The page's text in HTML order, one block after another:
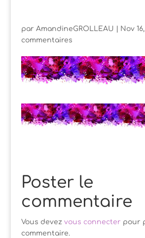
par AmandineGROLLEAU Nov
commentaires
Poster le
commentaire
Vous devez vous connecter pour
commentaire.